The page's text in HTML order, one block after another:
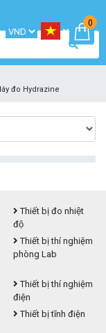
0
đo Hydrazine
Thiết bị đo nhiệt
độ
Thiết bị thí nghiệm
phòng Lab
Thiết bị thí nghiệm
điện
Thiết bị tĩnh điện